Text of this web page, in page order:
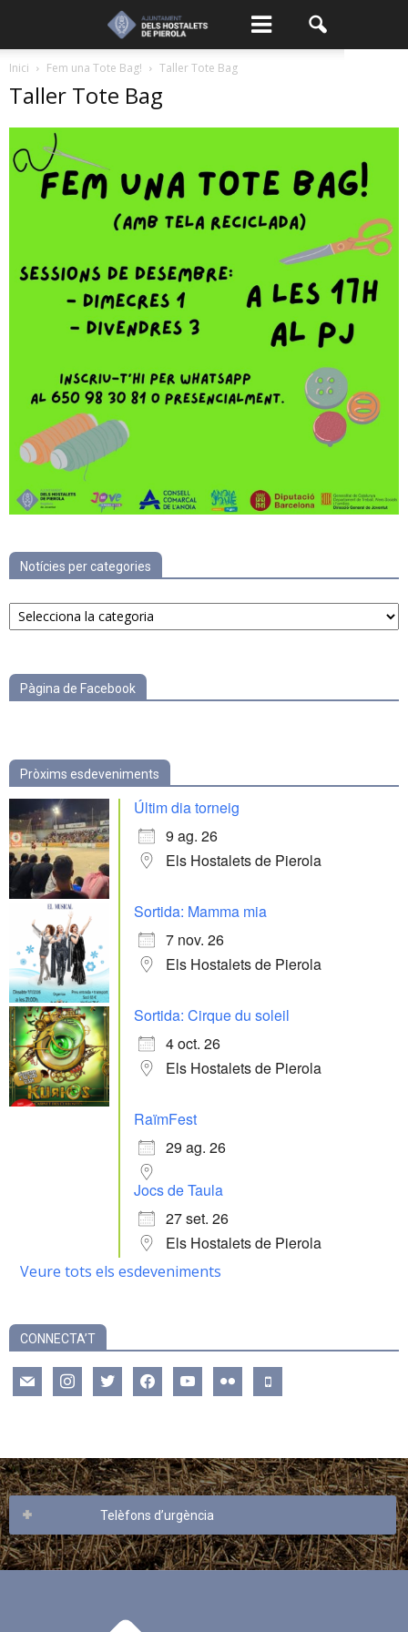
Inici Fem una Tote Bag! Taller Tote Bag
Taller Tote Bag
Notícies per categories
Notícies
per
Pàgina de Facebook
Pròxims esdeveniments
Últim dia torneig
9 ag. 26
Els Hostalets de Pierola
Sortida: Mamma mia
7 nov. 26
Els Hostalets de Pierola
Sortida: Cirque du soleil
4 oct. 26
Els Hostalets de Pierola
RaïmFest
29 ag. 26
Jocs de Taula
27 set. 26
Els Hostalets de Pierola
Veure tots els esdeveniments
CONNECTA’T
mail instagramtwitter facebookyoutube flickr mobile
Telèfons d’urgència